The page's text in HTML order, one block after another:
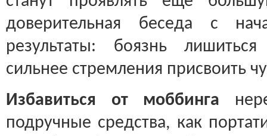
доверительная беседа с
результаты: боязнь
сильнее стремления присвоить
Избавиться от моббинга
подручные средства, как